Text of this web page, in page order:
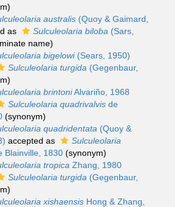
australis (Quoy & Gaimard,
as Sulculeolaria biloba (Sars,
name)
bigelowi(Sears, 1950)
Sulculeolaria turgida (Gegenbaur,
brintoniAlvariño, 1968
Sulculeolaria quadrivalvis de
(synonym)
quadridentata (Quoy &
accepted as
Sulculeolaria
Blainville, 1830 (synonym)
tropica Zhang, 1980
Sulculeolaria turgida (Gegenbaur,
xishaensis Hong & Zhang,